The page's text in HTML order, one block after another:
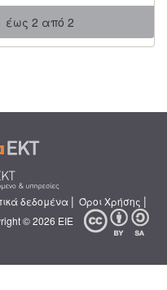
έως 2 από 2
δεδομένα | Όροι Χρήσης |
© 2026 ΕΙΕ